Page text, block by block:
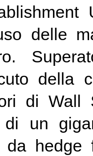
delle
della
di Wall
un
da hedge